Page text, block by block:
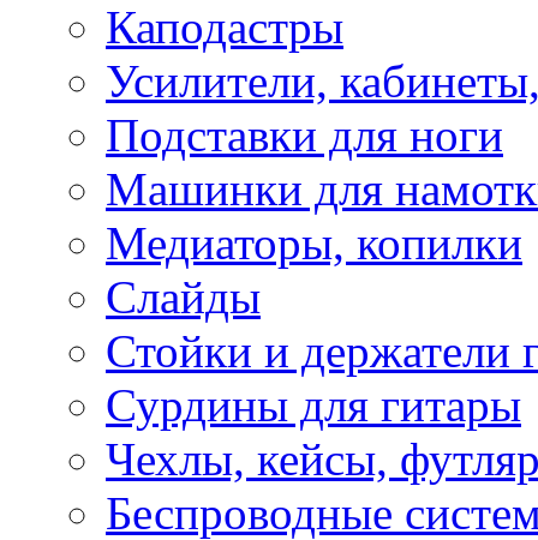
Каподастры
Усилители,
Подставки для ноги
Машинки для
Медиаторы, копилки
Слайды
Стойки и держатели
Сурдины для гитары
Чехлы, кейсы,
Беспроводные